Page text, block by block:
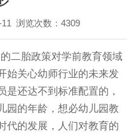
浏览次数：4309
胎政策对学前教育领域
始关心幼师行业的未来发
是还达不到标准配置的，
园的年龄，想必幼儿园教
代的发展，人们对教育的